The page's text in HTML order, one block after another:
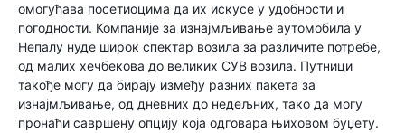
омогућава посетиоцима да их искусе у удобности и
погодности. Компаније за изнајмљивање аутомобила у
Непалу нуде широк спектар возила за различите потребе,
од малих хечбекова до великих СУВ возила. Путници
такође могу да бирају између разних пакета за
изнајмљивање, од дневних до недељних, тако да могу
пронаћи савршену опцију која одговара њиховом буџету.